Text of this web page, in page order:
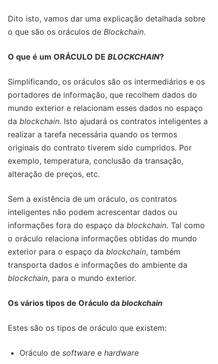
Dito isto, vamos dar uma explicação detalhada sobre
o que são os oráculos de Blockchain.
O que é um ORÁCULO DE BLOCKCHAIN?
Simplificando, os oráculos são os intermediários e os
portadores de informação, que recolhem dados do
mundo exterior e relacionam esses dados no espaço
da blockchain. Isto ajudará os contratos inteligentes a
realizar a tarefa necessária quando os termos
originais do contrato tiverem sido cumpridos. Por
exemplo, temperatura, conclusão da transação,
alteração de preços, etc.
Sem a existência de um oráculo, os contratos
inteligentes não podem acrescentar dados ou
informações fora do espaço da blockchain. Tal como
o oráculo relaciona informações obtidas do mundo
exterior para o espaço da blockchain, também
transporta dados e informações do ambiente da
blockchain, para o mundo exterior.
Os vários tipos de Oráculo da blockchain
Estes são os tipos de oráculo que existem:
Oráculo de software e hardware